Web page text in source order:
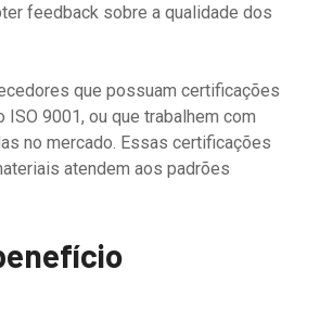
feedback sobre a qualidade dos
que possuam certificações
ISO 9001, ou que trabalhem com
no mercado. Essas certificações
atendem aos padrões